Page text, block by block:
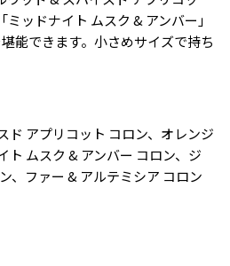
ッドナイト ムスク & アンバー」
能できます。小さめサイズで持ち
ド アプリコット コロン、オレンジ
ト ムスク & アンバー コロン、ジ
、ファー & アルテミシア コロン